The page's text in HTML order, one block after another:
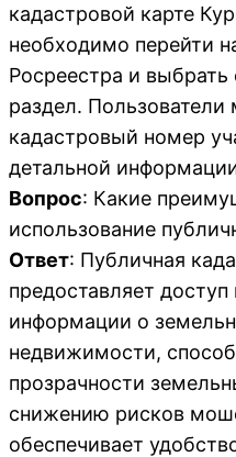
кадастровой карте
необходимо перейти
Росреестра и
раздел. Пользователи
кадастровый номер
детальной
Вопрос: Какие
использование
Ответ: Публичная
предоставляет доступ
информации о
недвижимости,
прозрачности
снижению рисков
обеспечивает